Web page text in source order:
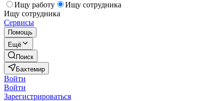
Ищу работу
Ищу сотрудника
Ищу сотрудника
Сервисы
Помощь
Ещё
Поиск
Бахтемир
Войти
Войти
Зарегистрироваться